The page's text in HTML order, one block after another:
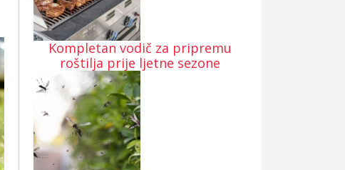
Kompletan vodič za pripremu
roštilja prije ljetne sezone